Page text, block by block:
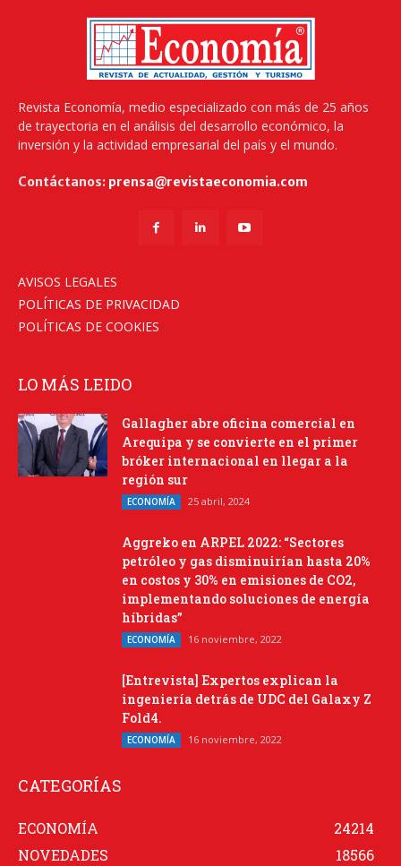
Revista Economía, medio especializado con más de 25 años
de trayectoria en el análisis del desarrollo económico, la
inversión y la actividad empresarial del país y el mundo.
Contáctanos: prensa@revistaeconomia.com
AVISOS LEGALES
POLÍTICAS DE PRIVACIDAD
POLÍTICAS DE COOKIES
LO MÁS LEIDO
Gallagher abre oficina comercial en
Arequipa y se convierte en el primer
bróker internacional en llegar a la
región sur
ECONOMÍA 25 abril, 2024
Aggreko en ARPEL 2022: “Sectores
petróleo y gas disminuirían hasta 20%
en costos y 30% en emisiones de CO2,
implementando soluciones de energía
híbridas”
ECONOMÍA 16 noviembre, 2022
[Entrevista] Expertos explican la
ingeniería detrás de UDC del Galaxy Z
Fold4.
ECONOMÍA 16 noviembre, 2022
CATEGORÍAS
ECONOMÍA
24214
NOVEDADES
18566